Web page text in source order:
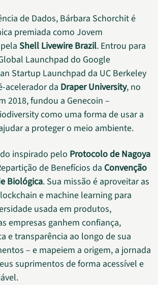
de Dados, Bárbara Schorchit é
premiada como Jovem
Shell Livewire Brazil. Entrou para
Launchpad do Google
Startup Launchpad da UC Berkeley
acelerador da Draper University, no
2018, fundou a Genecoin –
como uma forma de usar a
a proteger o meio ambiente.
inspirado pelo Protocolo de Nagoya
de Benefícios da Convenção
Biológica. Sua missão é aproveitar as
e machine learning para
usada em produtos,
empresas ganhem confiança,
e transparência ao longo de sua
– e mapeiem a origem, a jornada
suprimentos de forma acessível e